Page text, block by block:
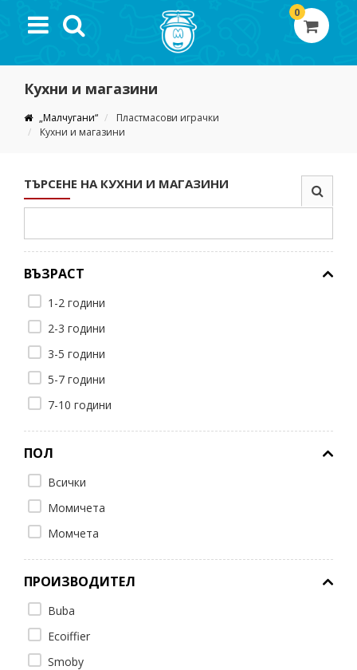
0
Кухни и магазини
„Малчугани“
Пластмасови играчки
Кухни и магазини
ТЪРСЕНЕ НА КУХНИ И МАГАЗИНИ
ВЪЗРАСТ
1-2 години
2-3 години
3-5 години
5-7 години
7-10 години
ПОЛ
Всички
Момичета
Момчета
ПРОИЗВОДИТЕЛ
Buba
Ecoiffier
Smoby